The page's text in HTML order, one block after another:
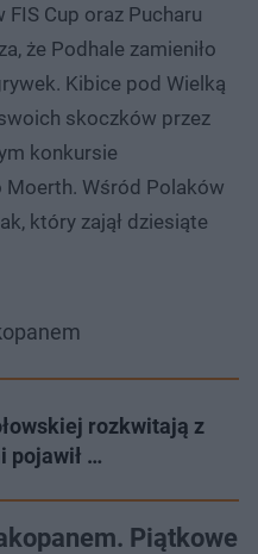
Cup oraz Pucharu
że Podhale zamieniło
Kibice pod Wielką
skoczków przez
konkursie
Moerth. Wśród Polaków
który zajął dziesiąte
rozkwitają z
pojawił …
Piątkowe